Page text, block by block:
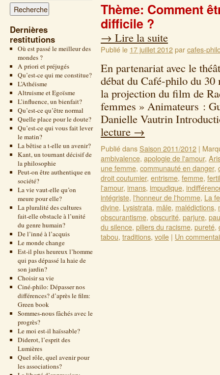
Dernières
restitutions
Où est passé le meilleur des
mondes ?
A priori et préjugés
Qu’est-ce qui me constitue?
L’Athéisme
Altruisme et Egoïsme
L’influence, un bienfait?
Qu’est-ce qu’être normal
Quelle place pour le doute?
Qu’est-ce qui vous fait lever
le matin?
La bêtise a t-elle un avenir?
Kant, un tournant décisif de
la philosophie
Peut-on être authentique en
société?
La vie vaut-elle qu’on
meure pour elle?
La pluralité des cultures
fait-elle obstacle à l’unité
du genre humain?
De l’inné à l’acquis
Le monde change
Est-il plus heureux l’homme
qui pas dépassé la haie de
son jardin?
Choisir sa vie
Ciné-philo: Dépasser nos
différences? d’après le film:
Green book
Sommes-nous fâchés avec le
progrès?
Le moi est-il haïssable?
Diderot, l’esprit des
Lumières
Quel rôle, quel avenir pour
les associations?
Thème: Comment
difficile ?
→ Lire la suite
Publié le 17 juillet 2012parcafes-
En partenariat avec le
débat du Café-philo du
la projection du film de
femmes » Animateurs :
Danielle Vautrin
lecture →
Publié dansSaison 2011/2012 |
ambivalence, apologie de l'amour,
une femme, communauté en danger,
droit coutumier, entrisme, femme,
l'amour, imans, impudique,
intégriste, l'honneur de l'homme, La
divine, Lysistrata, mâle, malédictions,
obscurantisme, obscurité, parjure,
du silence, piliers du racisme, pureté,
tabou, traditions, voile | Un